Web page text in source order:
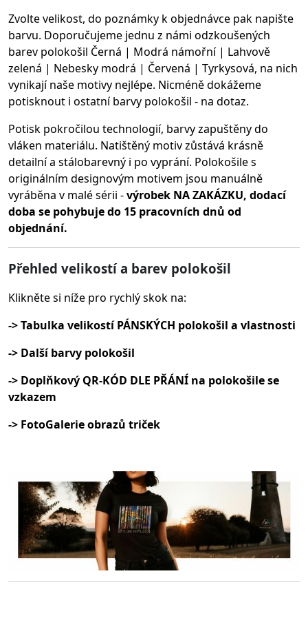
Zvolte velikost, do poznámky k objednávce pak napište
barvu. Doporučujeme jednu z námi odzkoušených
barev polokošil Černá | Modrá námořní | Lahvově
zelená | Nebesky modrá | Červená | Tyrkysová, na nich
vynikají naše motivy nejlépe. Nicméně dokážeme
potisknout i ostatní barvy polokošil - na dotaz.
Potisk pokročilou technologií, barvy zapuštěny do
vláken materiálu. Natištěný motiv zůstává krásně
detailní a stálobarevný i po vyprání. Polokošile s
originálním designovým motivem jsou manuálně
vyráběna v malé sérii -výrobek NA ZAKÁZKU, dodací
doba se pohybuje do 15 pracovních dnů od
objednání.
Přehled velikostí a barev polokošil
Klikněte si níže pro rychlý skok na:
-> Tabulka velikostí PÁNSKÝCH polokošil a vlastnosti
-> Další barvy polokošil
-> Doplňkový QR-KÓD DLE PŘÁNÍ na polokošile se
vzkazem
-> FotoGalerie obrazů triček